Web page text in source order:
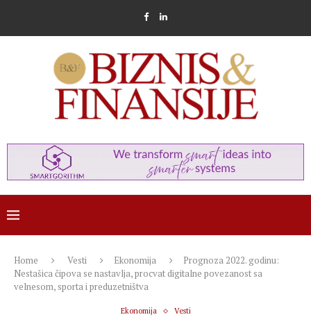
Home Vesti Ekonomija
Prognoza 2022. godinu:
Nestašica čipova se nastavlja, procvat digitalne povezanost sa
velnesom, sporta i preduzetništva
Ekonomija Vesti